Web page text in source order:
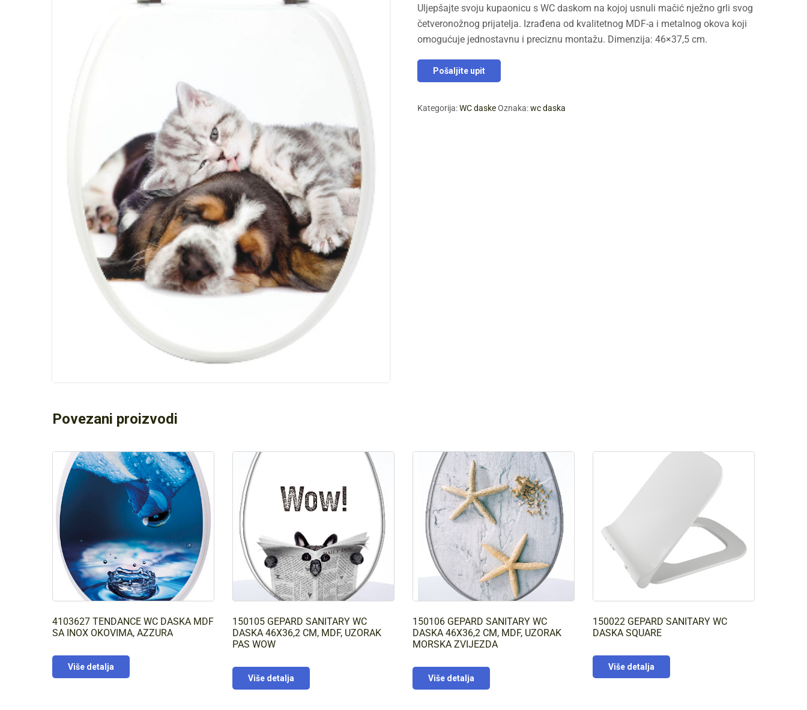
Uljepšajte svoju kupaonicu s WC daskom na kojoj usnuli mačić nježno grli svog
četveronožnog prijatelja. Izrađena od kvalitetnog MDF-a i metalnog okova koji
omogućuje jednostavnu i preciznu montažu. Dimenzija: 46×37,5 cm.
Pošaljite upit
Kategorija:WC daske Oznaka:wc daska
Povezani proizvodi
4103627 TENDANCE WC DASKA MDF
SA INOX OKOVIMA, AZZURA
Više detalja
150105 GEPARD SANITARY WC
DASKA 46X36,2 CM, MDF, UZORAK
PAS WOW
Više detalja
150106 GEPARD SANITARY WC
DASKA 46X36,2 CM, MDF, UZORAK
MORSKA ZVIJEZDA
Više detalja
150022 GEPARD SANITARY WC
DASKA SQUARE
Više detalja